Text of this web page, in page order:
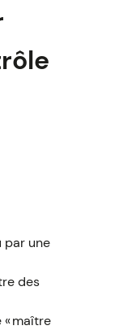
par une
des
« maître